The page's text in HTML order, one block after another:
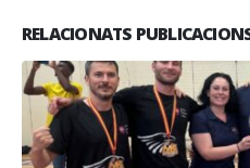
RELACIONATS